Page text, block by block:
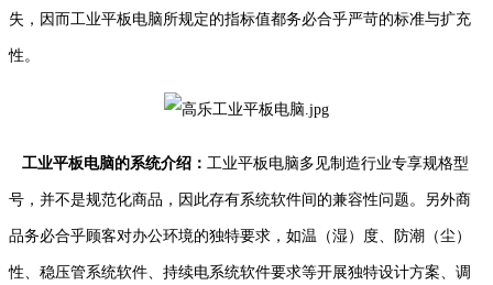
失，因而工业平板电脑所规定的指标值都务必合乎严苛的标准与扩充
性。
工业平板电脑的系统介绍： 工业平板电脑多见制造行业专享规格型
号，并不是规范化商品，因此存有系统软件间的兼容性问题。另外商
品务必合乎顾客对办公环境的独特要求，如温（湿）度、防潮（尘）
性、稳压管系统软件、持续电系统软件要求等开展独特设计方案、调